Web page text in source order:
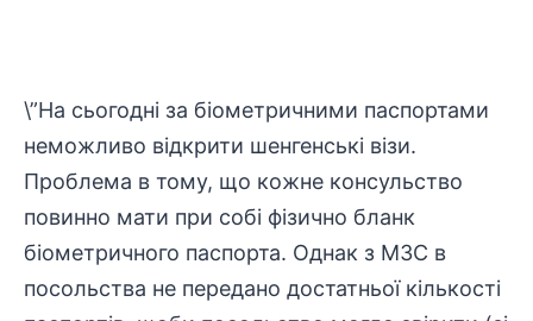
\”На сьогодні за біометричними паспортами
неможливо відкрити шенгенські візи.
Проблема в тому, що кожне консульство
повинно мати при собі фізично бланк
біометричного паспорта. Однак з МЗС в
посольства не передано достатньої кількості